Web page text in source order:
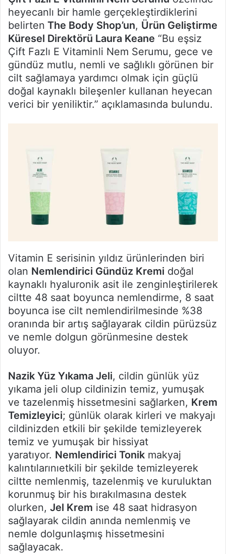
heyecanlı bir hamle gerçekleştirdiklerini
belirten The Body Shop’un, Ürün Geliştirme
Küresel Direktörü Laura Keane “Bu eşsiz
Çift Fazlı E Vitaminli Nem Serumu, gece ve
gündüz mutlu, nemli ve sağlıklı görünen bir
cilt sağlamaya yardımcı olmak için güçlü
doğal kaynaklı bileşenler kullanan heyecan
verici bir yeniliktir.” açıklamasında bulundu.
Vitamin E serisinin yıldız ürünlerinden biri
olan Nemlendirici Gündüz Kremi doğal
kaynaklı hyaluronik asit ile zenginleştirilerek
ciltte 48 saat boyunca nemlendirme, 8 saat
boyunca ise cilt nemlendirilmesinde %38
oranında bir artış sağlayarak cildin pürüzsüz
ve nemle dolgun görünmesine destek
oluyor.
Nazik Yüz Yıkama Jeli, cildin günlük yüz
yıkama jeli olup cildinizin temiz, yumuşak
ve tazelenmiş hissetmesini sağlarken, Krem
Temizleyici; günlük olarak kirleri ve makyajı
cildinizden etkili bir şekilde temizleyerek
temiz ve yumuşak bir hissiyat
yaratıyor. Nemlendirici Tonik makyaj
kalıntılarınıetkili bir şekilde temizleyerek
ciltte nemlenmiş, tazelenmiş ve kuruluktan
korunmuş bir his bırakılmasına destek
olurken, Jel Krem ise 48 saat hidrasyon
sağlayarak cildin anında nemlenmiş ve
nemle dolgunlaşmış hissetmesini
sağlayacak.